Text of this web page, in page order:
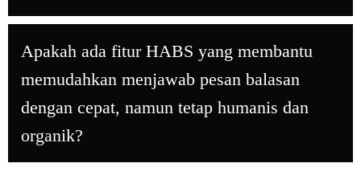
Apakah ada fitur HABS yang membantu
memudahkan menjawab pesan balasan
dengan cepat, namun tetap humanis dan
organik?